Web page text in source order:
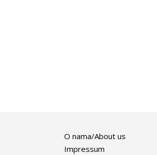
O nama/About us
Impressum